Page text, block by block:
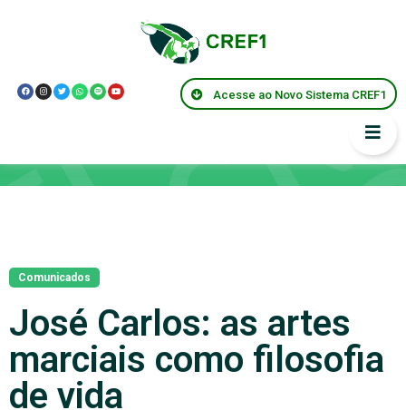
Acesse ao Novo Sistema CREF1
Comunicados
José Carlos: as artes
marciais como filosofia
de vida